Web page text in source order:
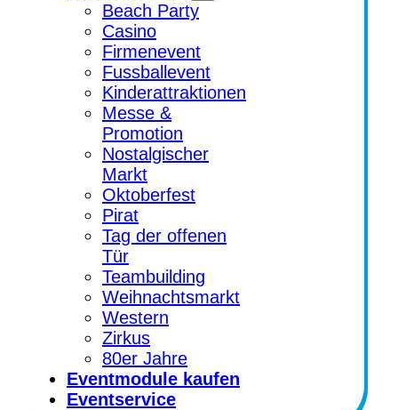
Beach Party
Casino
Firmenevent
Fussballevent
Kinderattraktionen
Messe &
Promotion
Nostalgischer
Markt
Oktoberfest
Pirat
Tag der offenen
Tür
Teambuilding
Weihnachtsmarkt
Western
Zirkus
80er Jahre
Eventmodule kaufen
Eventservice